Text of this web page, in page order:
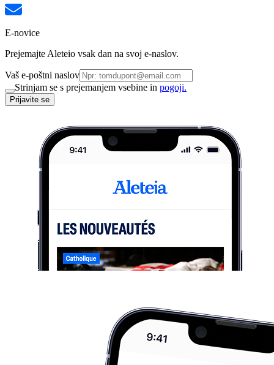
E-novice
Prejemajte Aleteio vsak dan na svoj e-naslov.
Vaš e-poštni naslov
Strinjam se s prejemanjem vsebine in pogoji.
Prijavite se